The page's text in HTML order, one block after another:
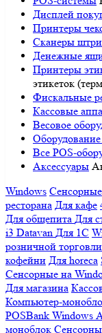
Дисплей
Принтеры
Сканеры
Денежные
Принтеры
этикеток
Фискальные
Кассовые
Весовое
Все POS-
Аксессуары
Windows Сенсорные
ресторана Для кафе
Для общепита Для
i3 Datavan Для 1С
розничной торговли
кофейни Для horeca
Сенсорные на
Для магазина
Компьютер-
POSBank Windows
моноблок